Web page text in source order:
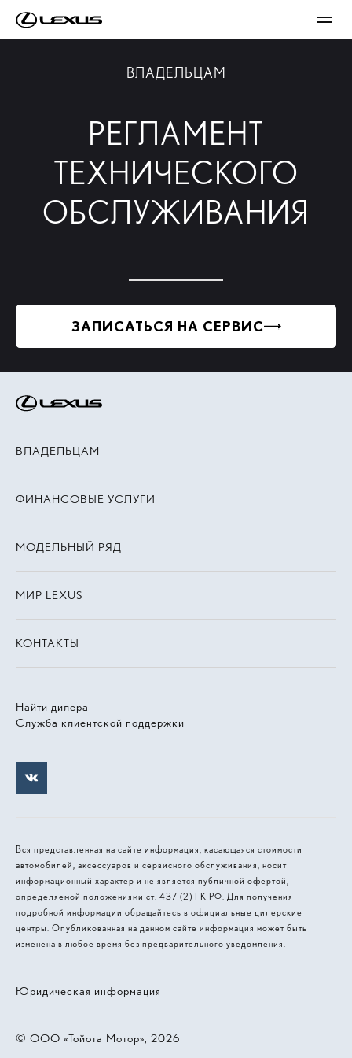
ВЛАДЕЛЬЦАМ
РЕГЛАМЕНТ
ТЕХНИЧЕСКОГО
ОБСЛУЖИВАНИЯ
ЗАПИСАТЬСЯ НА СЕРВИС
Найти дилера
Служба клиентской поддержки
ВЛАДЕЛЬЦАМ
ФИНАНСОВЫЕ УСЛУГИ
МОДЕЛЬНЫЙ РЯД
МИР LEXUS
КОНТАКТЫ
Вся представленная на сайте информация, касающаяся стоимости
автомобилей, аксессуаров и сервисного обслуживания, носит
информационный характер и не является публичной офертой,
определяемой положениями ст. 437 (2) ГК РФ. Для получения
подробной информации обращайтесь в официальные дилерские
центры. Опубликованная на данном сайте информация может быть
изменена в любое время без предварительного уведомления.
© 2026, ООО «Тойота Мотор»
Юридическая информация